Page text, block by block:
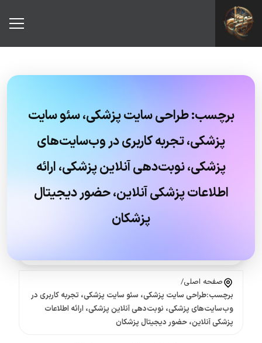
برچسب:طراحی سایت پزشکی، سئو سایت
پزشکی، تجربه کاربری در وب‌سایت‌های
پزشکی، نوبت‌دهی آنلاین پزشکی، ارائه
اطلاعات پزشکی آنلاین، حضور دیجیتال
پزشکان
صفحه اصلی/
برچسب:طراحی سایت پزشکی، سئو سایت پزشکی، تجربه کاربری در
وب‌سایت‌های پزشکی، نوبت‌دهی آنلاین پزشکی، ارائه اطلاعات
پزشکی آنلاین، حضور دیجیتال پزشکان